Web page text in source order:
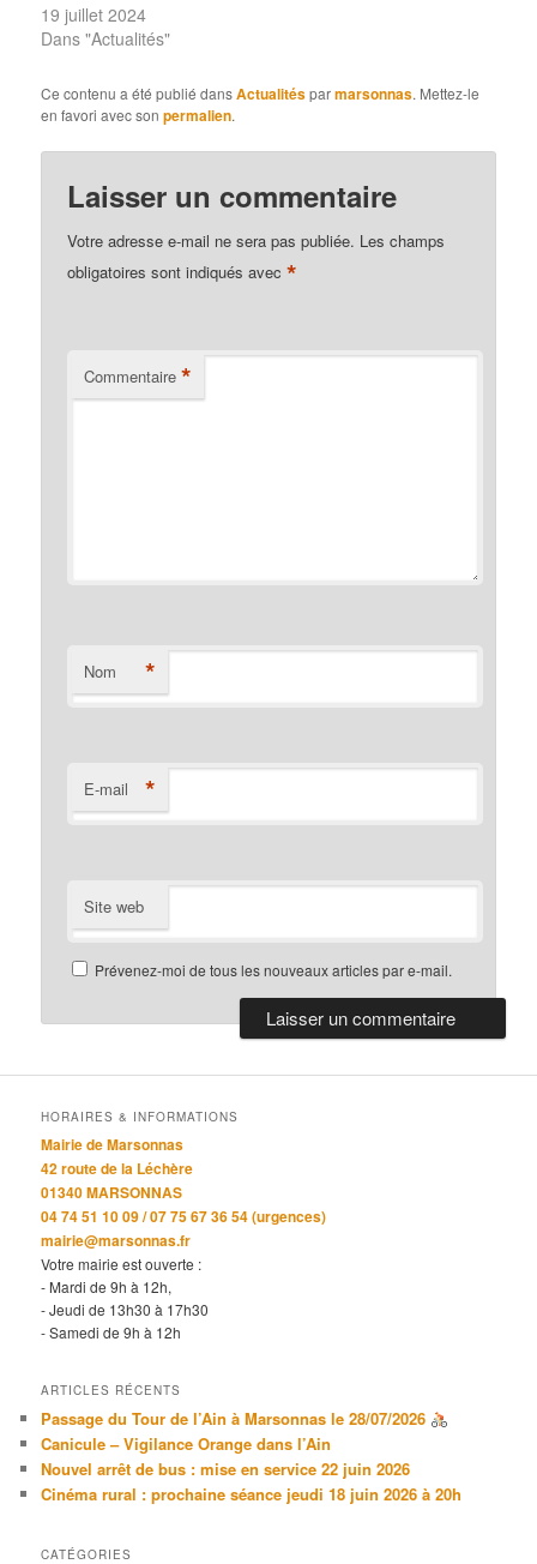
19 juillet 2024
Dans "Actualités"
Ce contenu a été publié dansActualitésparmarsonnas. Mettez-le
en favori avec sonpermalien.
Laisser un commentaire
Votre adresse e-mail ne sera pas publiée. Les champs
obligatoires sont indiqués avec*
Commentaire *
Nom *
E-mail *
Site web
Prévenez-moi de tous les nouveaux articles par e-mail.
HORAIRES & INFORMATIONS
Mairie de Marsonnas
42 route de la Léchère
01340 MARSONNAS
04 74 51 10 09 / 07 75 67 36 54 (urgences)
mairie@marsonnas.fr
Votre mairie est ouverte :
- Mardi de 9h à 12h,
- Jeudi de 13h30 à 17h30
- Samedi de 9h à 12h
ARTICLES RÉCENTS
Passage du Tour de l’Ain à Marsonnas le 28/07/2026
Canicule – Vigilance Orange dans l’Ain
Nouvel arrêt de bus : mise en service 22 juin 2026
Cinéma rural : prochaine séance jeudi 18 juin 2026 à 20h
CATÉGORIES